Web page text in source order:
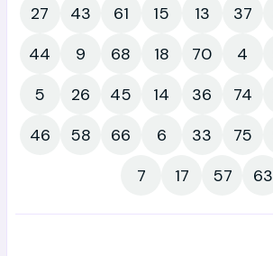
27
43 61 15 13 37
44
9 68 18 70 4
5
26 45 14 36 74
46
58 66 6 33 75
7
17 57 63